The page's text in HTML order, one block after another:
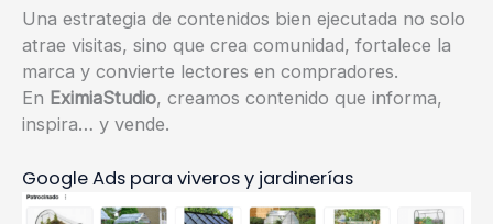
Una estrategia de contenidos bien ejecutada no solo
atrae visitas, sino que crea comunidad, fortalece la
marca y convierte lectores en compradores.
En EximiaStudio, creamos contenido que informa,
inspira… y vende.
Google Ads para viveros y jardinerías